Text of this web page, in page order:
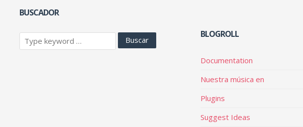
BUSCADOR
BLOGROLL
Documentation
Nuestra música en
Plugins
Suggest Ideas